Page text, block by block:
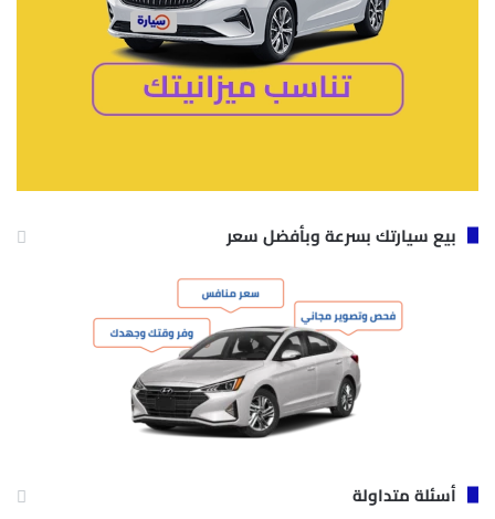
بيع سيارتك بسرعة وبأفضل سعر
أسئلة متداولة